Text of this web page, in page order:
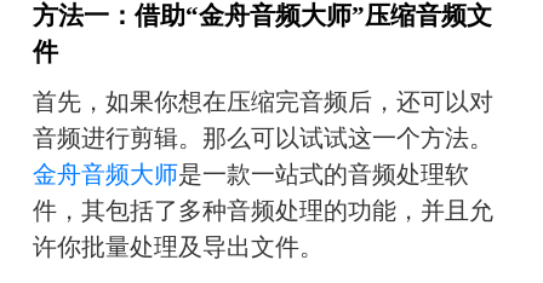
方法一：借助“金舟音频大师”压缩音频文
件
首先，如果你想在压缩完音频后，还可以对
音频进行剪辑。那么可以试试这一个方法。
金舟音频大师是一款一站式的音频处理软
件，其包括了多种音频处理的功能，并且允
许你批量处理及导出文件。